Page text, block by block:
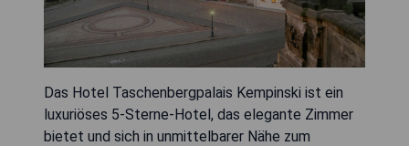
Das Hotel Taschenbergpalais Kempinski ist ein
luxuriöses 5-Sterne-Hotel, das elegante Zimmer
bietet und sich in unmittelbarer Nähe zum